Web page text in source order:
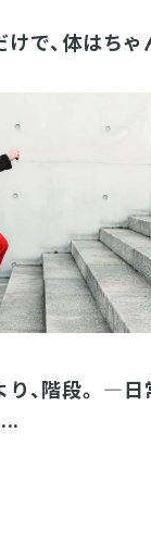
で、体はち
り、階段。 ―